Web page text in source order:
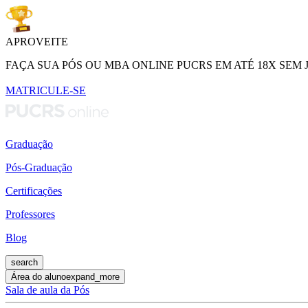
APROVEITE
FAÇA SUA PÓS OU MBA ONLINE PUCRS EM ATÉ 18X SEM
MATRICULE-SE
Graduação
Pós-Graduação
Certificações
Professores
Blog
search
Área do alunoexpand_more
Sala de aula da Pós